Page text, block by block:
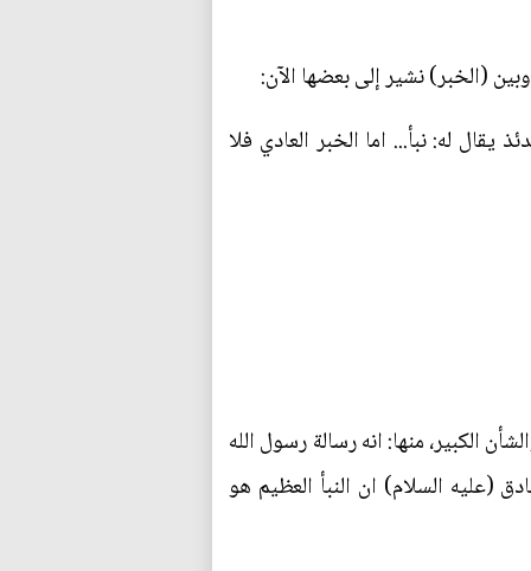
(الخبر) نشير إلى بعضها الآن:
له: نبأ... اما الخبر العادي فلا
الكبير، منها: انه رسالة رسول الله
(عليه السلام) ان النبأ العظيم هو